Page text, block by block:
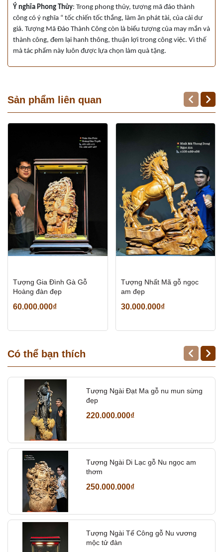
Ý nghĩa Phong Thủy: Trong phong thủy, tượng mã đáo thành
công có ý nghĩa “ tốc chiến tốc thắng, làm ăn phát tài, của cải dư
giả. Tượng Mã Đáo Thành Công còn là biểu tượng của may mắn và
thành công, đem lại hanh thông, thuận lợi trong công việc. Vì thế
mà tác phẩm này luôn được lựa chọn làm quà tặng.
Sản phẩm liên quan
Tượng Gia Đình Gà Gỗ
Hoàng đàn đẹp
60.000.000₫
Tượng Nhất Mã gỗ ngọc
am đẹp
30.000.000₫
Có thể bạn thích
Tượng Ngài Đạt Ma gỗ nu mun sừng
đẹp
220.000.000₫
Tượng Ngài Di Lạc gỗ Nu ngọc am
thơm
250.000.000₫
Tượng Ngài Tế Công gỗ Nu vương
mộc tử đàn